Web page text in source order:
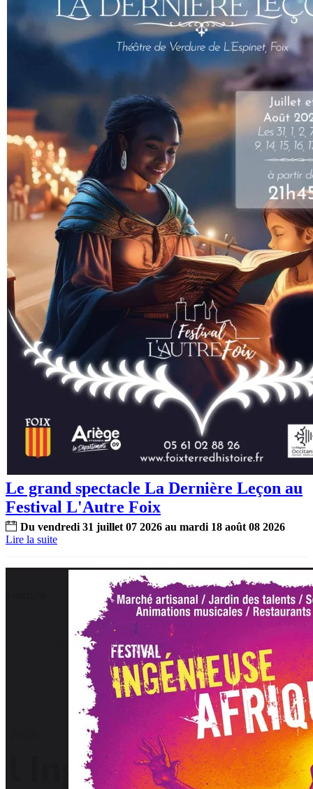
Le grand spectacle La Dernière Leçon au
Festival L'Autre Foix
Du vendredi 31 juillet 07 2026 au mardi 18 août 08 2026
Lire la suite